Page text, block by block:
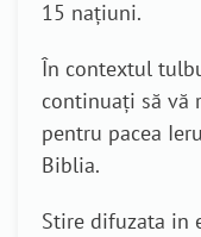
15 națiuni.
În contextul
continuați să vă
pentru pacea
Biblia.
Stire difuzata in